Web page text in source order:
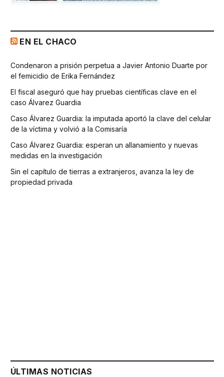
EN EL CHACO
Condenaron a prisión perpetua a Javier Antonio Duarte por
el femicidio de Erika Fernández
El fiscal aseguró que hay pruebas científicas clave en el
caso Álvarez Guardia
Caso Álvarez Guardia: la imputada aportó la clave del celular
de la víctima y volvió a la Comisaría
Caso Álvarez Guardia: esperan un allanamiento y nuevas
medidas en la investigación
Sin el capítulo de tierras a extranjeros, avanza la ley de
propiedad privada
ÚLTIMAS NOTICIAS